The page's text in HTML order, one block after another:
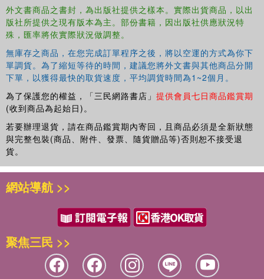
This book was originally published as a special issue of
Ethnic and Racial Studies.
外文書商品之書封，為出版社提供之樣本。實際出貨商品，以出
版社所提供之現有版本為主。部份書籍，因出版社供應狀況特
殊，匯率將依實際狀況做調整。
無庫存之商品，在您完成訂單程序之後，將以空運的方式為你下
單調貨。為了縮短等待的時間，建議您將外文書與其他商品分開
下單，以獲得最快的取貨速度，平均調貨時間為1~2個月。
為了保護您的權益，「三民網路書店」 提供會員七日商品鑑賞期
(收到商品為起始日)。
若要辦理退貨，請在商品鑑賞期內寄回，且商品必須是全新狀態
與完整包裝(商品、附件、發票、隨貨贈品等)否則恕不接受退
貨。
網站導航 >>
聚焦三民 >>